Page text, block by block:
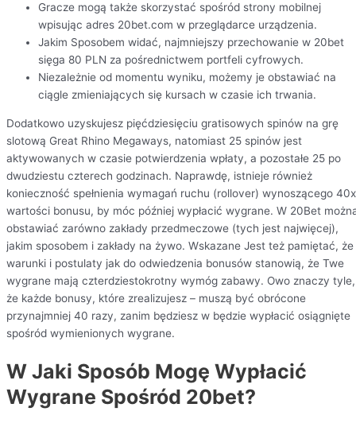
Gracze mogą także skorzystać spośród strony mobilnej
wpisując adres 20bet.com w przeglądarce urządzenia.
Jakim Sposobem widać, najmniejszy przechowanie w 20bet
sięga 80 PLN za pośrednictwem portfeli cyfrowych.
Niezależnie od momentu wyniku, możemy je obstawiać na
ciągle zmieniających się kursach w czasie ich trwania.
Dodatkowo uzyskujesz pięćdziesięciu gratisowych spinów na grę
slotową Great Rhino Megaways, natomiast 25 spinów jest
aktywowanych w czasie potwierdzenia wpłaty, a pozostałe 25 po
dwudziestu czterech godzinach. Naprawdę, istnieje również
konieczność spełnienia wymagań ruchu (rollover) wynoszącego 40x
wartości bonusu, by móc później wypłacić wygrane. W 20Bet
obstawiać zarówno zakłady przedmeczowe (tych jest najwięcej),
jakim sposobem i zakłady na żywo. Wskazane Jest też pamiętać, że
warunki i postulaty jak do odwiedzenia bonusów stanowią, że Twe
wygrane mają czterdziestokrotny wymóg zabawy. Owo znaczy tyle,
że każde bonusy, które zrealizujesz – muszą być obrócone
przynajmniej 40 razy, zanim będziesz w będzie wypłacić osiągnięte
spośród wymienionych wygrane.
W Jaki Sposób Mogę Wypłacić
Wygrane Spośród 20bet?